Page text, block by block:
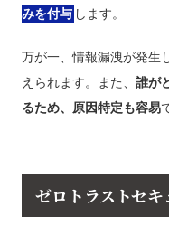
みを付与 します。
万が一、情報漏洩が発生
えられます。また、 誰が
るため、原因特定も容易
ゼロトラストセ